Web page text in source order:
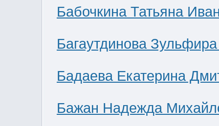
Бабочкина Татьяна
Багаутдинова
Бадаева Екатерина
Бажан Надежда